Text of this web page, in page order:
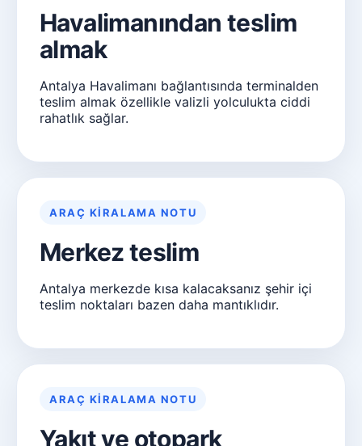
Havalimanından teslim
almak
Antalya Havalimanı bağlantısında terminalden
teslim almak özellikle valizli yolculukta ciddi
rahatlık sağlar.
ARAÇ KIRALAMA NOTU
Merkez teslim
Antalya merkezde kısa kalacaksanız şehir içi
teslim noktaları bazen daha mantıklıdır.
ARAÇ KIRALAMA NOTU
Yakıt ve otopark